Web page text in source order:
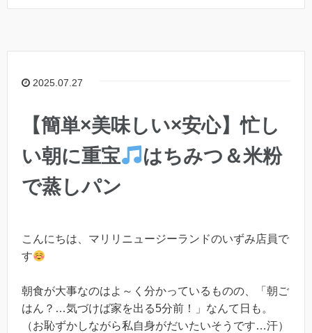
2025.07.27
【簡単×美味しい×安心】忙し
い朝に重宝
はちみつ＆米粉
で蒸しパン
こんにちは、マリリニュージーランドのいずみ店員で
す
朝食が大事なのはよ～く分かっているものの、「朝ご
はん？…気づけば家を出る5分前！」なんて日も。
（お恥ずかしながら私自身がだいたいそうです…汗）